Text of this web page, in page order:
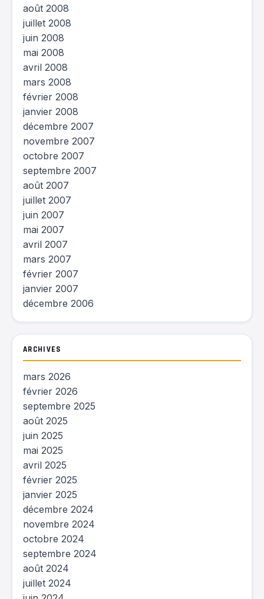
août 2008
juillet 2008
juin 2008
mai 2008
avril 2008
mars 2008
février 2008
janvier 2008
décembre 2007
novembre 2007
octobre 2007
septembre 2007
août 2007
juillet 2007
juin 2007
mai 2007
avril 2007
mars 2007
février 2007
janvier 2007
décembre 2006
ARCHIVES
mars 2026
février 2026
septembre 2025
août 2025
juin 2025
mai 2025
avril 2025
février 2025
janvier 2025
décembre 2024
novembre 2024
octobre 2024
septembre 2024
août 2024
juillet 2024